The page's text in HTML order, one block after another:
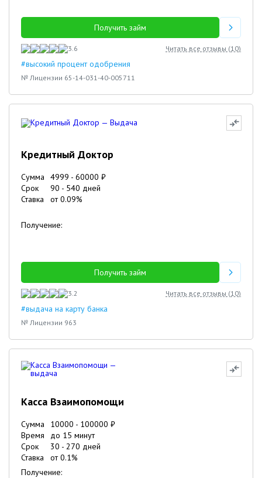
Получить займ
3.6 Читать все отзывы (10)
#высокий процент одобрения
№ Лицензии 65-14-031-40-005711
Кредитный Доктор
Сумма 4999 - 60000 ₽
Срок
90 - 540 дней
Ставка
от0.09%
Получение:
Получить займ
3.2 Читать все отзывы (10)
#выдача на карту банка
№ Лицензии 963
Касса Взаимопомощи
Сумма 10000 - 100000 ₽
Время
до 15 минут
Срок
30 - 270 дней
Ставка
от0.1%
Получение: